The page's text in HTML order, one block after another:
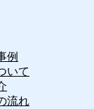
例
いて
流れ